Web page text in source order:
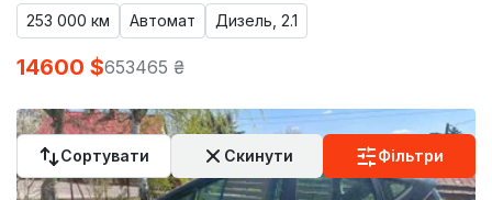
253 000 км Автомат Дизель, 2.1
14600 $653465 ₴
Сортувати Скинути Фільтри